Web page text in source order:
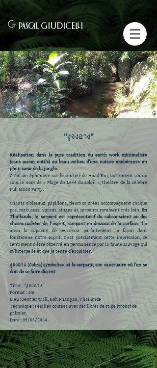
PASCAL GIUDICELLI
"งูจงอาง"
Réalisation dans la pure tradition du earth work minimaliste
(sans aucun outils) au beau milieu d’une nature exubérante en
plein cœur de la jungle.
Création éphémère sur le sentier de Haad Rin, autrement connu
sous le nom de « Plage du Levé du soleil », théâtre de la célèbre
Full Moon Party.
Chants d’oiseaux, papillons, fleurs colorées accompagnent chaque
pas, mais aussi varans, singes et serpents rarement très loin. En
Thaïlande, le serpent est représentatif du subconscient ou des
choses cachées de l'esprit, rampant en dessous de la surface.Il a
aussi la capacité de percevoir parfaitement la façon dont
fonctionne notre esprit. C’est précisément cette impression, ce
sentiment d’être observé en permanence par la faune sauvage qui
m’interpelle et que je tente d’esquisser.
งูจงอาง (Cobra) symbolise ici le serpent, son sanctuaire où l’on se
doit de se faire discret.
Titre : "งูจงอาง"
Format : 4m
Lieu : Sentier trail, Koh Phangan, Thaïlande
Technique : Feuilles cousues avec des fibres de stipe (tronc) de
palmier.
Date : 05/03/2024